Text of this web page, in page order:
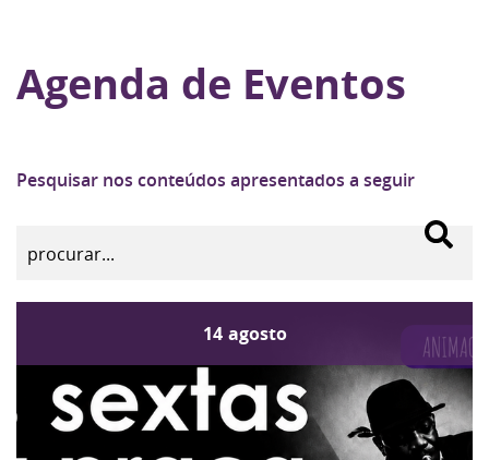
Agenda de Eventos
Pesquisar nos conteúdos apresentados a seguir
14 agosto